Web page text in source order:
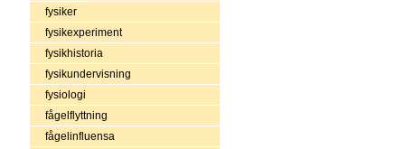
fysiker
fysikexperiment
fysikhistoria
fysikundervisning
fysiologi
fågelflyttning
fågelinfluensa